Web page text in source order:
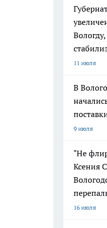
11 июля
В
9 июля
"Не
Ксения
16 июля